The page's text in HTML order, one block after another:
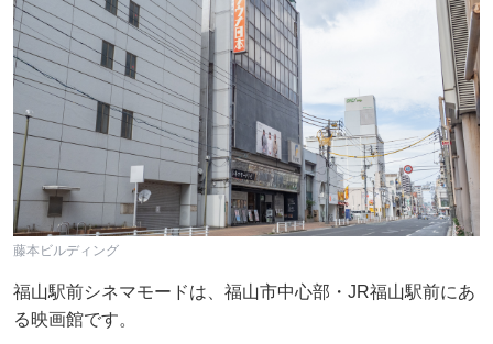
藤本ビルディング
福山駅前シネマモードは、福山市中心部・JR福山駅前にあ
る映画館です。